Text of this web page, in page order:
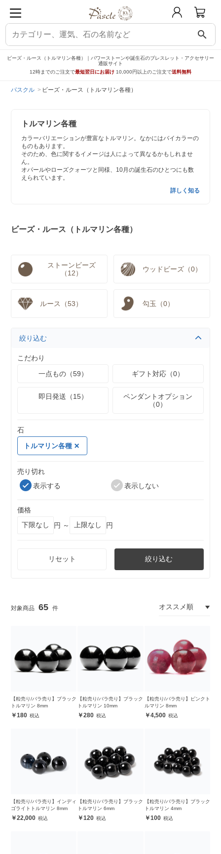
search
ビーズ・ルース（トルマリン各種）｜パワーストーンや誕生石のブレスレット・アクセサリー
通販サイト
12時までのご注文で最短翌日にお届け 10,000円以上のご注文で送料無料
パスクル ビーズ・ルース（トルマリン各種）
トルマリン各種
カラーバリエーションが豊富なトルマリン。なかにはバイカラーの
ものもあります。
そのため、色に関するイメージは人によって異なるかもしれませ
ん。
オパールやローズクォーツと同様、10月の誕生石のひとつにも数
えられています。
詳しく知る
ビーズ・ルース（トルマリン各種）
ストーンビーズ
（12）
ウッドビーズ（0）
ルース（53） 勾玉（0）
絞り込む
こだわり
一点もの（59）
ギフト対応（0）
即日発送（15）
ペンダントオプション
（0）
石
トルマリン各種
売り切れ
表示する
表示しない
価格
円 ～
円
リセット 絞り込む
65
【粒売り/バラ売り】ブラック
トルマリン 8mm
180
【粒売り/バラ売り】ブラック
トルマリン 10mm
280
【粒売り/バラ売り】ピンクト
ルマリン 8mm
4,500
【粒売り/バラ売り】インディ
ゴライトトルマリン 8mm
22,000
【粒売り/バラ売り】ブラック
トルマリン 6mm
120
【粒売り/バラ売り】ブラック
トルマリン 4mm
100